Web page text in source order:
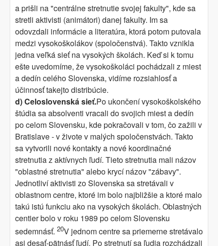
a prišli na "centrálne stretnutie svojej fakulty", kde sa
stretli aktivisti (animátori) danej fakulty. Im sa
odovzdali informácie a literatúra, ktorá potom putovala
medzi vysokoškolákov (spoločenstvá). Takto vznikla
jedna veľká sieť na vysokých školách. Keď si k tomu
ešte uvedomíme, že vysokoškoláci pochádzali z miest
a dedín celého Slovenska, vidíme rozsiahlosť a
účinnosť takejto distribúcie.
d) Celoslovenská sieť.Po ukončení vysokoškolského
štúdia sa absolventi vracali do svojich miest a dedín
po celom Slovensku, kde pokračovali v tom, čo zažili v
Bratislave - v živote v malých spoločenstvách. Takto
sa vytvorili nové kontakty a nové koordinačné
stretnutia z aktívnych ľudí. Tieto stretnutia mali názov
"oblastné stretnutia" alebo krycí názov "zábavy".
Jednotliví aktivisti zo Slovenska sa stretávali v
oblastnom centre, ktoré im bolo najbližšie a ktoré malo
takú istú funkciu ako na vysokých školách. Oblastných
centier bolo v roku 1989 po celom Slovensku
sedemnásť. 20V jednom centre sa priemerne stretávalo
asi desať-pätnásť ľudí. Po stretnutí sa ľudia rozchádzali